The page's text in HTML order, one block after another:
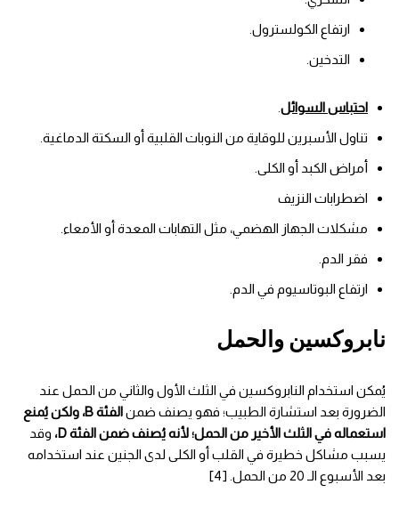
ارتفاع الكولسترول.
التدخين.
احتباس السوائل
تناول الأسبرين للوقاية من النوبات القلبية أو السكتة الدماغية.
أمراض الكبد أو الكلى.
اضطرابات النزيف
مشكلات الجهاز الهضمي، مثل التهابات المعدة أو الأمعاء.
فقر الدم.
ارتفاع البوتاسيوم في الدم.
نابروكسين والحمل
يُمكن استخدام النابروكسين في الثلث الأول والثاني من الحمل عند
الضرورة بعد استشارة الطبيب؛ فهو يصنف ضمن
الفئة B، ولكن يُمنع
استعماله في الثلث الأخير من الحمل؛ لأنه يُصنف ضمن الفئة D،
وقد
يسبب مشاكل خطيرة في القلب أو الكلى لدى الجنين عند استخدامه
بعد الأسبوع الـ 20 من الحمل. [4]